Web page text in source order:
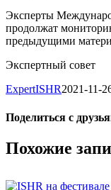
Эксперты
продолжат
предыдущими
Экспертный совет
ExpertISHR2021-11-
Поделиться с
Facebook
X
Reddit
LinkedIn
Tumblr
Pinterest
Vk
Email
Похожие